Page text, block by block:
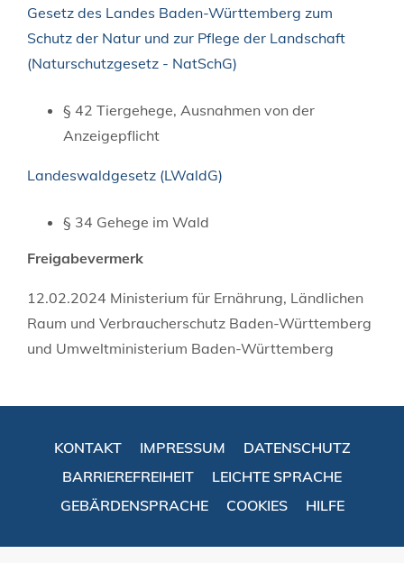
Gesetz des Landes Baden-Württemberg zum
Schutz der Natur und zur Pflege der Landschaft
(Naturschutzgesetz - NatSchG)
§ 42 Tiergehege, Ausnahmen von der
Anzeigepflicht
Landeswaldgesetz (LWaldG)
§ 34 Gehege im Wald
Freigabevermerk
12.02.2024 Ministerium für Ernährung, Ländlichen
Raum und Verbraucherschutz Baden-Württemberg
und Umweltministerium Baden-Württemberg
KONTAKT IMPRESSUM
DATENSCHUTZ
BARRIEREFREIHEIT
LEICHTE SPRACHE
GEBÄRDENSPRACHE
COOKIES HILFE